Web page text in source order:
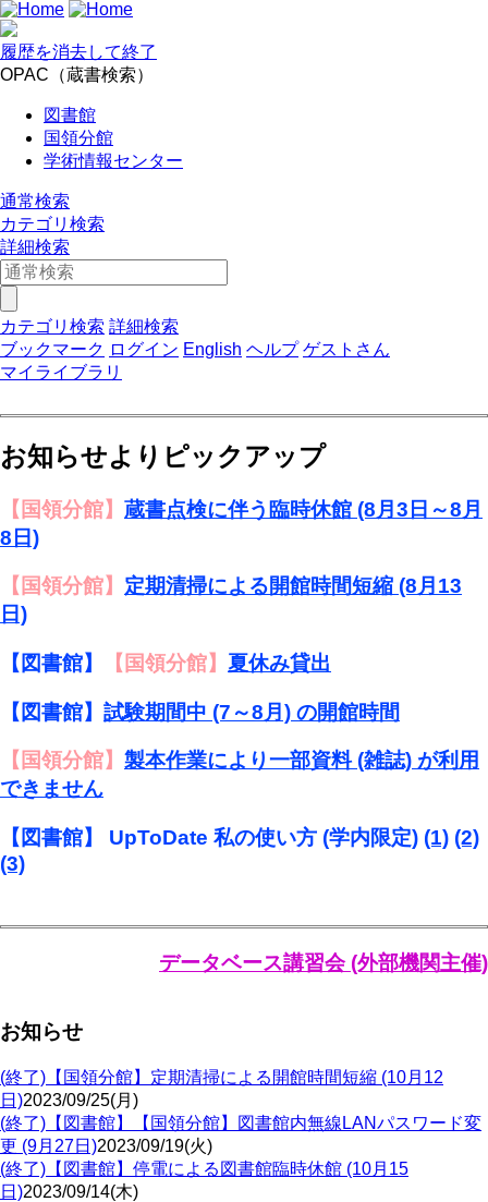
履歴を消去して終了
OPAC（蔵書検索）
図書館
国領分館
学術情報センター
通常検索
カテゴリ検索
詳細検索
カテゴリ検索 詳細検索
ブックマーク ログイン English ヘルプ ゲストさん
マイライブラリ
お知らせよりピックアップ
【国領分館】 蔵書点検に伴う臨時休館 (8月3日～8月
8日)
【国領分館】 定期清掃による開館時間短縮 (8月13
日)
【図書館】 【国領分館】 夏休み貸出
【図書館】 試験期間中 (7～8月) の開館時間
【国領分館】 製本作業により一部資料 (雑誌) が利用
できません
【図書館】 UpToDate 私の使い方 (学内限定) (1) (2)
(3)
データベース講習会 (外部機関主催)
お知らせ
(終了)【国領分館】定期清掃による開館時間短縮 (10月12
日)2023/09/25(月)
(終了)【図書館】【国領分館】図書館内無線LANパスワード変
更 (9月27日)2023/09/19(火)
(終了)【図書館】停電による図書館臨時休館 (10月15
日)2023/09/14(木)